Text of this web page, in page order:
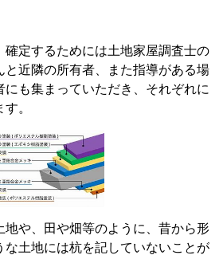
確定するためには土地家屋調査士の
と近隣の所有者、また指導がある場
も集まっていただき、それぞれに
。
地や、田や畑等のように、昔から形
な土地には杭を記していないことが